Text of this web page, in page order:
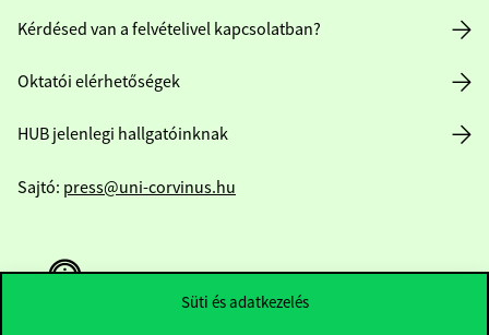
Süti és adatkezelés
Kérdésed van a felvételivel kapcsolatban?
Oktatói elérhetőségek
HUB jelenlegi hallgatóinknak
Sajtó: press@uni-corvinus.hu